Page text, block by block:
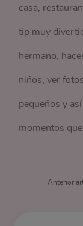
casa,
tip muy
hermano,
niños, ver
pequeños y
momentos
Anterior